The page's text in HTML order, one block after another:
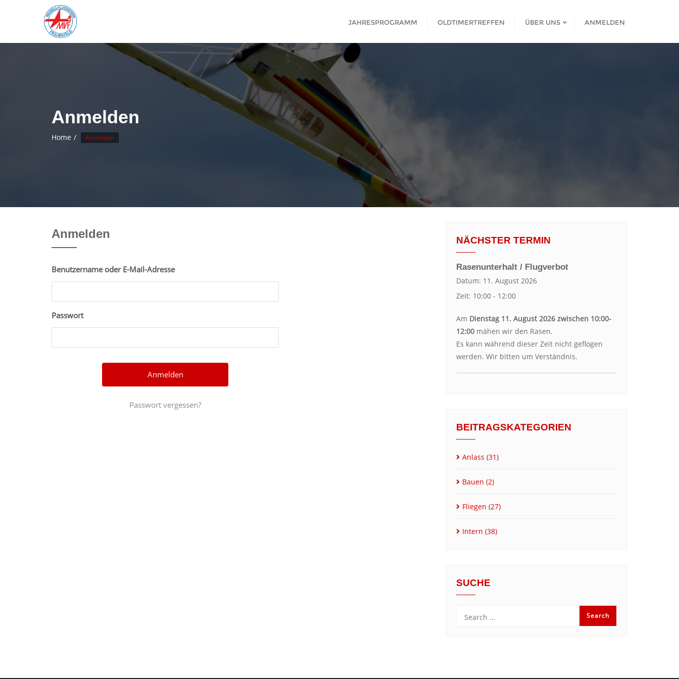
JAHRESPROGRAMM OLDTIMERTREFFEN ÜBER UNS ANMELDEN
Anmelden
Home Anmelden
Anmelden
Benutzername oder E-Mail-Adresse
Passwort
Passwort vergessen?
NÄCHSTER TERMIN
Rasenunterhalt / Flugverbot
Datum: 11. August 2026
Zeit: 10:00 - 12:00
Am Dienstag 11. August 2026 zwischen 10:00-
12:00 mähen wir den Rasen.
Es kann während dieser Zeit nicht geflogen
werden. Wir bitten um Verständnis.
BEITRAGSKATEGORIEN
Anlass (31)
Bauen (2)
Fliegen (27)
Intern (38)
SUCHE